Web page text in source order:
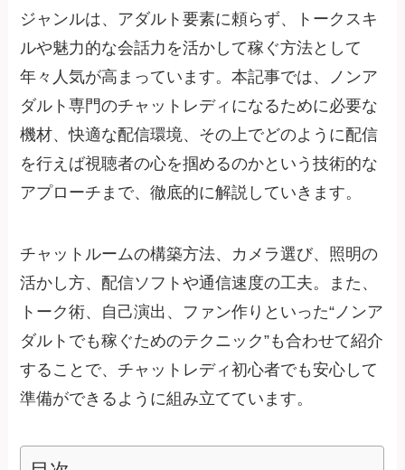
ジャンルは、アダルト要素に頼らず、トークスキ
ルや魅力的な会話力を活かして稼ぐ方法として
年々人気が高まっています。本記事では、ノンア
ダルト専門のチャットレディになるために必要な
機材、快適な配信環境、その上でどのように配信
を行えば視聴者の心を掴めるのかという技術的な
アプローチまで、徹底的に解説していきます。
チャットルームの構築方法、カメラ選び、照明の
活かし方、配信ソフトや通信速度の工夫。また、
トーク術、自己演出、ファン作りといった“ノンア
ダルトでも稼ぐためのテクニック”も合わせて紹介
することで、チャットレディ初心者でも安心して
準備ができるように組み立てています。